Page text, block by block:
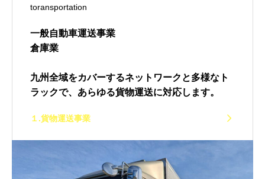
toransportation
一般自動車運送事業
倉庫業
九州全域をカバーするネットワークと多様なト
ラックで、あらゆる貨物運送に対応します。
１.貨物運送事業